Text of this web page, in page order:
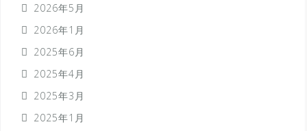
2026年5月
2026年1月
2025年6月
2025年4月
2025年3月
2025年1月